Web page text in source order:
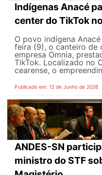
Indígenas Anacé
center do TikTok
O povo indígena
feira (9), o canteiro de
empresa Omnia,
TikTok. Localizado no
cearense, o
Publicado em: 12 de Junho de 2026
ANDES-SN
ministro do STF